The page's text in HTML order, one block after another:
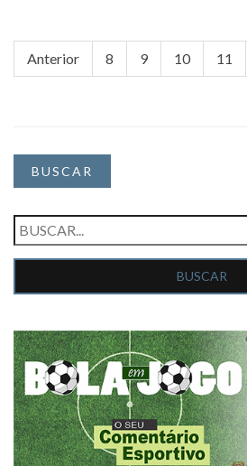
Anterior 8 9 10 11
BUSCAR